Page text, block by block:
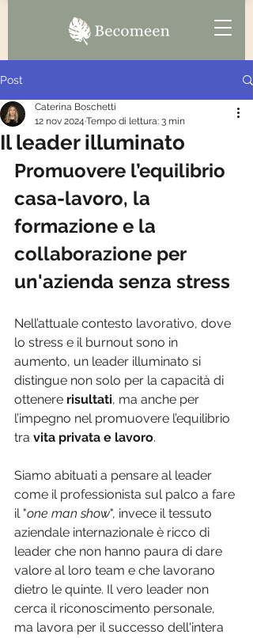
Post
Il leader illuminato
Caterina Boschetti
12 nov 2024 Tempo di lettura: 3 min
Promuovere l’equilibrio
casa-lavoro, la
formazione e la
collaborazione per
un'azienda senza stress
Nell’attuale contesto lavorativo, dove
lo stress e il burnout sono in
aumento, un leader illuminato si
distingue non solo per la capacità di
ottenere risultati, ma anche per
l’impegno nel promuovere l’equilibrio
tra vita privata e lavoro.
Siamo abituati a pensare al leader
come il professionista sul palco a fare
il "one man show", invece il tessuto
aziendale internazionale è ricco di
leader che non hanno paura di dare
valore al loro team e che lavorano
dietro le quinte. Il vero leader non
cerca il riconoscimento personale,
ma lavora per il successo dell'intera